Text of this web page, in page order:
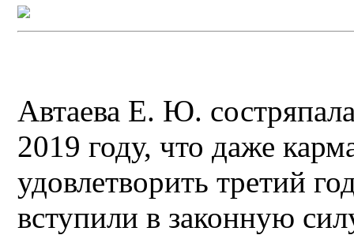
Автаева Е. Ю.
2019 году, что даже
удовлетворить третий
вступили в законную